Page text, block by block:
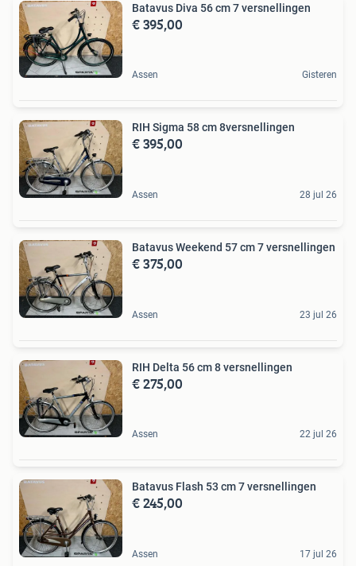
Batavus Diva 56 cm 7 versnellingen
€ 395,00
Assen Gisteren
RIH Sigma 58 cm 8versnellingen
€ 395,00
Assen 28 jul 26
Batavus Weekend 57 cm 7 versnellingen
€ 375,00
Assen 23 jul 26
RIH Delta 56 cm 8 versnellingen
€ 275,00
Assen 22 jul 26
Batavus Flash 53 cm 7 versnellingen
€ 245,00
Assen 17 jul 26